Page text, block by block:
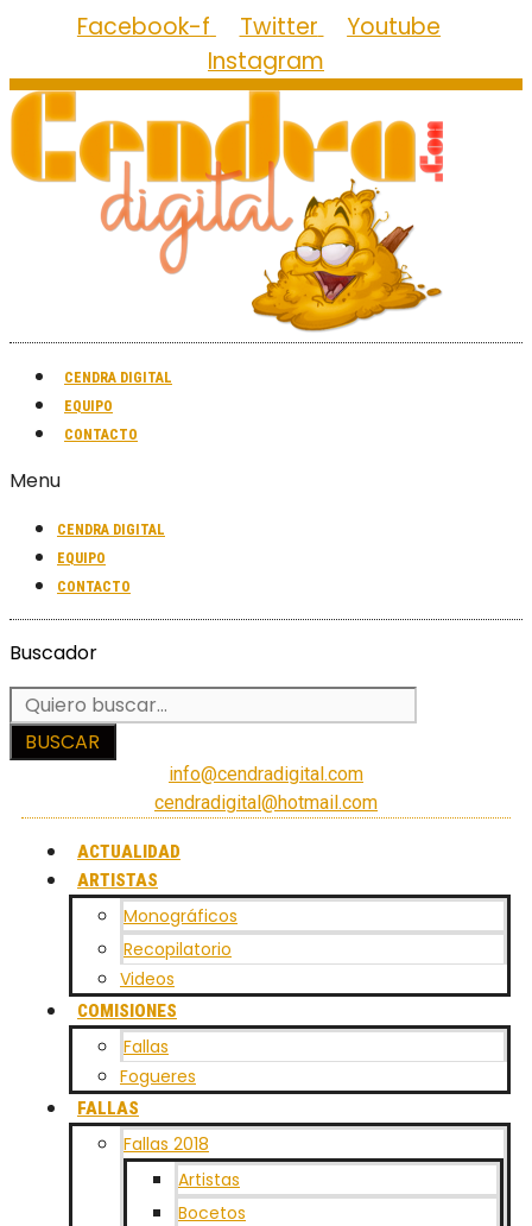
Facebook-f Twitter
Youtube
Instagram
CENDRA DIGITAL
EQUIPO
CONTACTO
Menu
CENDRA DIGITAL
EQUIPO
CONTACTO
Buscador
BUSCAR
info@cendradigital.com
cendradigital@hotmail.com
ACTUALIDAD
ARTISTAS
Monográficos
Recopilatorio
Videos
COMISIONES
Fallas
Fogueres
FALLAS
Fallas 2018
Artistas
Bocetos